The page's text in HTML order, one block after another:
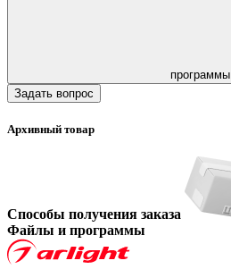
программы
Задать вопрос
Архивный товар
Способы получения заказа
Файлы и программы